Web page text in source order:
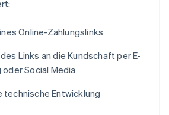
Online-Zahlungslinks
Links an die Kundschaft per E-
oder Social Media
Entwicklung